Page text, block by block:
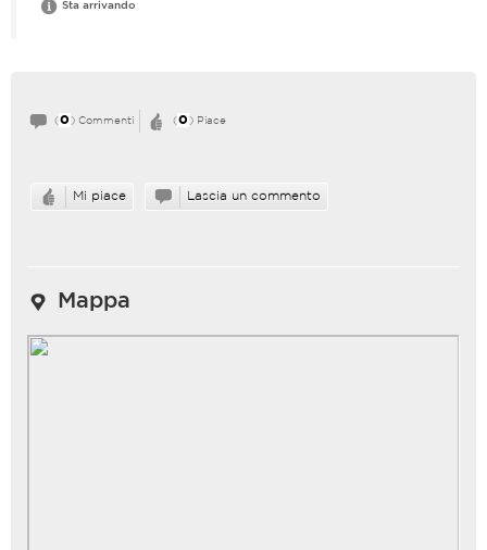
Sta arrivando
( 0 ) Commenti ( 0 ) Piace
Mi piace Lascia un commento
Mappa